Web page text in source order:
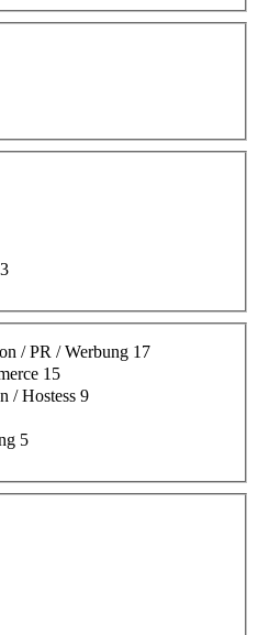
3
/ PR / Werbung 17
15
/ Hostess 9
5